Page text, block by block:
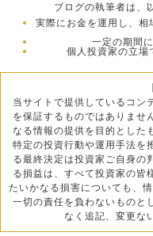
ブログの執筆者は、
実際にお金を運用し、相
一定の期間
個人投資家の立場
当サイトで提供しているコン
を保証するものではありませ
なる情報の提供を目的とした
特定の投資行動や運用手法を
る最終決定は投資家ご自身の
る損益は、すべて投資家の皆
たいかなる損害についても、
一切の責任を負わないものと
なく追記、変更な